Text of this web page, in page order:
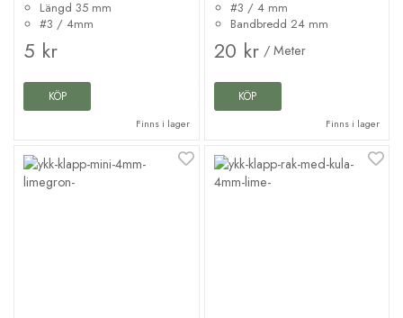
Längd 35 mm
#3 / 4mm
5 kr
KÖP
Finns i lager
#3 / 4 mm
Bandbredd 24 mm
20 kr / Meter
KÖP
Finns i lager